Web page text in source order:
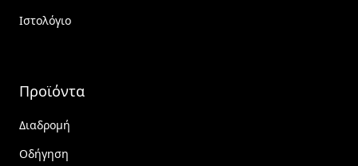
Ιστολόγιο
Προϊόντα
Διαδρομή
Οδήγηση